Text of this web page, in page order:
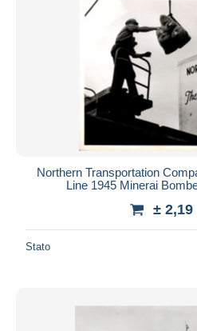
Spedizione gratuita
Metodi di pagamento
PayPal
Bonifico bancario
Visa
Bancontact
iDeal
Residenza del venditore
Northern Transportation
Line 1945 Minerai
± 2,19
Stato